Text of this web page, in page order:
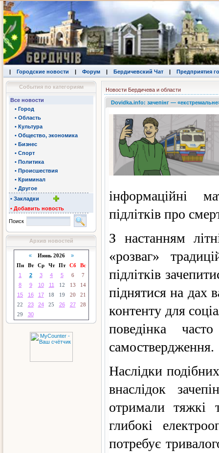
| Городские новости | Форум | Бердичевский Чат | Предприятия
События по категориям
Все новости
• Город
• Область
• Культура
• Общество, экономика
• Бизнес
• Спорт
• Политика
• Происшествия
• Криминал
• Другое
• Закладки
• Добавить новость
Поиск
Архив новостей
«Июнь 2026 »
Пн
Вт Ср Чт Пт Сб
Вс
1
2 3 4 5 6
7
8
9 10 11 12 13
14
15
16 17 18 19 20
21
22
23 24 25 26 27
28
29
30
Новости Бердичева и области
Dovidka.info: зачепінг —
інформаційні
підлітків про
З настанням
«розваг»
підлітків
піднятися на дах
контенту для
поведінка
самоствердження.
Наслідки
внаслідок
отримали тяжкі
глибокі
потребує